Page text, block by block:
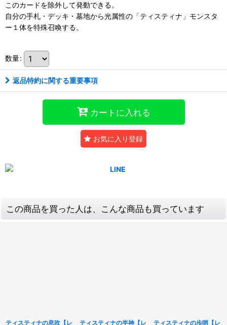
このカードを除外して発動できる。
自分の手札・デッキ・墓地から光属性の「ティスティナ」モンスタ
ー１体を特殊召喚する。
数量:
返品特約に関する重要事項
カートに入れる
お気に入り登録
この商品を買った人は、こんな商品も買っています
ティスティナの息吹【レ ティスティナの半神【レ ティスティナの歩哨【レ